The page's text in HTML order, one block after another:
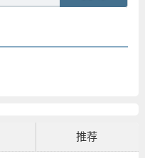
推荐